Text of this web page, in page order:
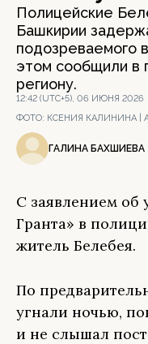
Полицейские
Башкирии
подозреваемого
этом сообщили
региону.
12:42 (UTC+5), 06 ИЮНЯ 2026
ФОТО: КСЕНИЯ КАЛИНИНА |
ГАЛИНА БАХШИЕВА
С заявлением об
Гранта» в
житель Белебея.
По
угнали ночью,
и не слышал